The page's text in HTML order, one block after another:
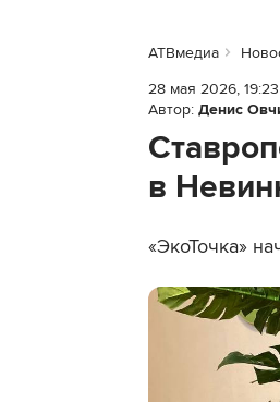
АТВмедиа
28 мая 2026, 19:23
Автор: Денис
в
«ЭкоТочка»